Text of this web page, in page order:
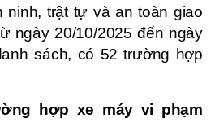
ninh, trật tự và an toàn giao
ngày 20/10/2025 đến ngày
sách, có 52 trường hợp
hợp xe máy vi phạm